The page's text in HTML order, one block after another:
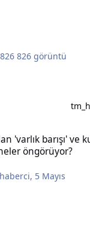
826 görüntü
'varlık barışı' ve
öngörüyor?
, 5 Mayıs